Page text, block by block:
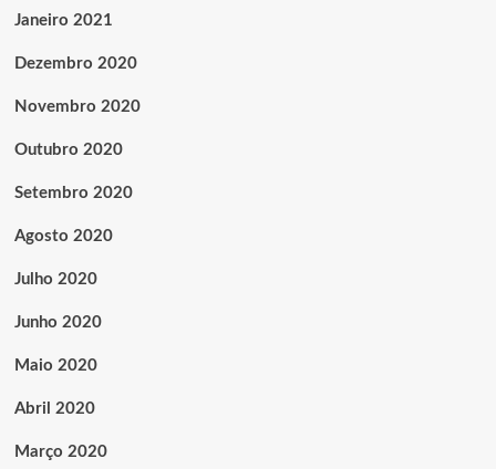
Janeiro 2021
Dezembro 2020
Novembro 2020
Outubro 2020
Setembro 2020
Agosto 2020
Julho 2020
Junho 2020
Maio 2020
Abril 2020
Março 2020